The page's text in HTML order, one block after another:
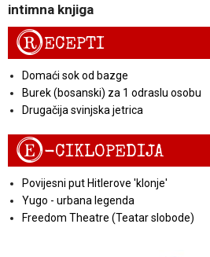
intimna knjiga
RECEPTI
Domaći sok od bazge
Burek (bosanski) za 1 odraslu osobu
Drugačija svinjska jetrica
E-CIKLOPEDIJA
Povijesni put Hitlerove 'klonje'
Yugo - urbana legenda
Freedom Theatre (Teatar slobode)